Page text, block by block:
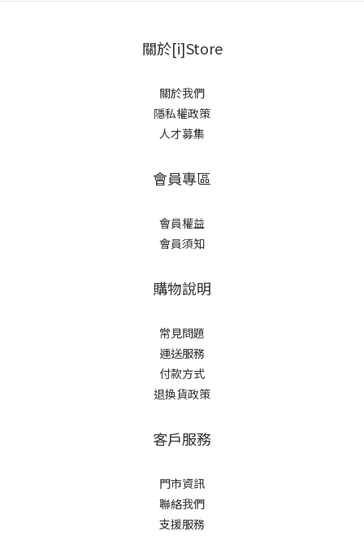
關於[i]Store
關於我們
隱私權政策
人才募集
會員專區
會員權益
會員須知
購物說明
常見問題
運送服務
付款方式
退換貨政策
客戶服務
門市資訊
聯絡我們
支援服務